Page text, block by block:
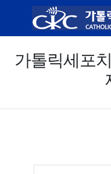
콘텐츠 바로가기
가톨릭세포